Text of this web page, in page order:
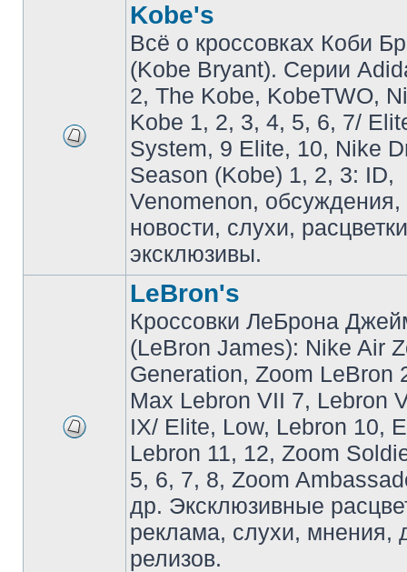
Kobe's
Всё о кроссовках Коби
(Kobe Bryant). Серии
2, The Kobe, KobeTWO,
Kobe 1, 2, 3, 4, 5, 6, 7/
System, 9 Elite, 10, Nike
Season (Kobe) 1, 2, 3: ID,
Venomenon,
новости, слухи,
эксклюзивы.
LeBron's
Кроссовки ЛеБрона
(LeBron James): Nike Air
Generation, Zoom LeBron
Max Lebron VII 7, Lebron
IX/ Elite, Low, Lebron 10,
Lebron 11, 12, Zoom
5, 6, 7, 8, Zoom
др. Эксклюзивные
реклама, слухи, мнения,
релизов.